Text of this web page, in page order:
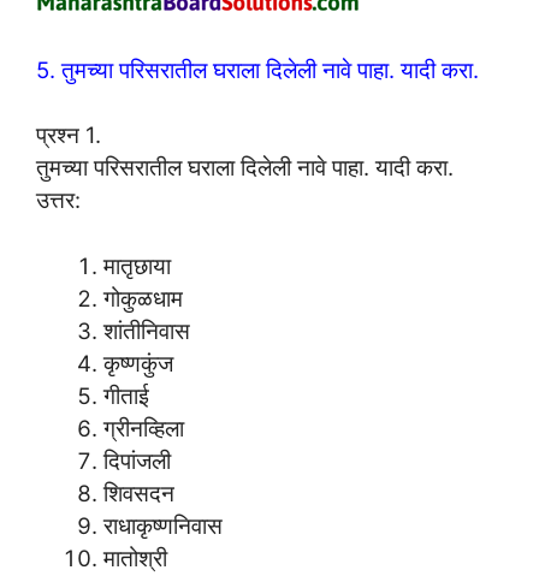
5. तुमच्या परिसरातील घराला दिलेली नावे पाहा. यादी करा.
प्रश्न 1.
तुमच्या परिसरातील घराला दिलेली नावे पाहा. यादी करा.
उत्तर:
मातृछाया
गोकुळधाम
शांतीनिवास
कृष्णकुंज
गीताई
ग्रीनव्हिला
दिपांजली
शिवसदन
राधाकृष्णनिवास
मातोश्री